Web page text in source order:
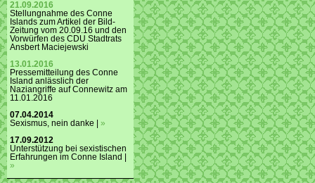
21.09.2016
Stellungnahme des Conne
Islands zum Artikel der Bild-
Zeitung vom 20.09.16 und den
Vorwürfen des CDU Stadtrats
Ansbert Maciejewski
13.01.2016
Pressemitteilung des Conne
Island anlässlich der
Naziangriffe auf Connewitz am
11.01.2016
07.04.2014
Sexismus, nein danke | »
17.09.2012
Unterstützung bei sexistischen
Erfahrungen im Conne Island |
»